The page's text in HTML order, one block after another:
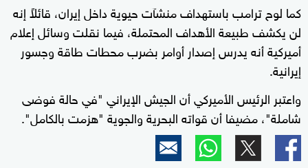
كما لوح ترامب باستهداف منشآت حيوية داخل إيران، قائلاً إنه
لن يكشف طبيعة الأهداف المحتملة، فيما نقلت وسائل إعلام
أميركية أنه يدرس إصدار أوامر بضرب محطات طاقة وجسور
إيرانية.
واعتبر الرئيس الأميركي أن الجيش الإيراني "في حالة فوضى
شاملة"، مضيفا أن قواته البحرية والجوية "هزمت بالكامل".